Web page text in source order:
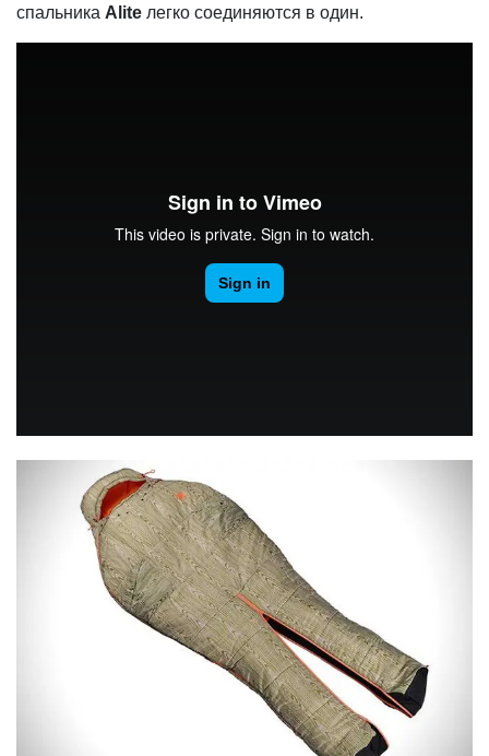
спальника Alite легко соединяются в один.